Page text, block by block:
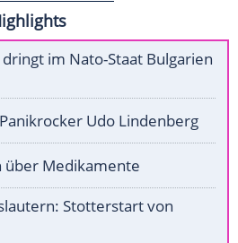
im Nato-Staat Bulgarien
Udo Lindenberg
Medikamente
Stotterstart von